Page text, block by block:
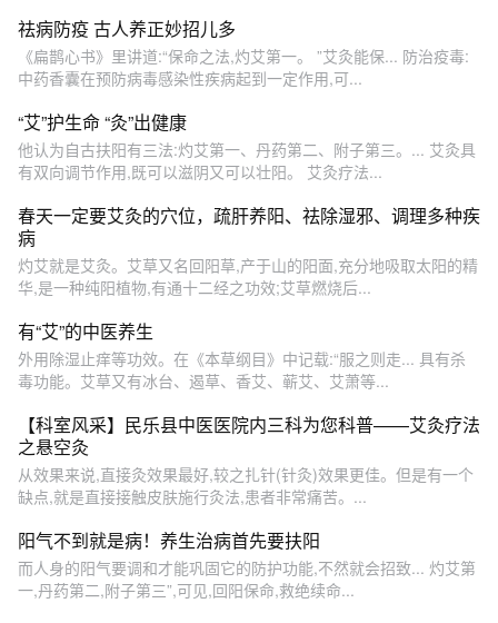
祛病防疫 古人养正妙招儿多
《扁鹊心书》里讲道:“保命之法,灼艾第一。 ”艾灸能保... 防治疫毒:
中药香囊在预防病毒感染性疾病起到一定作用,可...
“艾”护生命 “灸”出健康
他认为自古扶阳有三法:灼艾第一、丹药第二、附子第三。... 艾灸具
有双向调节作用,既可以滋阴又可以壮阳。 艾灸疗法...
春天一定要艾灸的穴位，疏肝养阳、祛除湿邪、调理多种疾
病
灼艾就是艾灸。艾草又名回阳草,产于山的阳面,充分地吸取太阳的精
华,是一种纯阳植物,有通十二经之功效;艾草燃烧后...
有“艾”的中医养生
外用除湿止痒等功效。在《本草纲目》中记载:“服之则走... 具有杀
毒功能。艾草又有冰台、遏草、香艾、蕲艾、艾萧等...
【科室风采】民乐县中医医院内三科为您科普——艾灸疗法
之悬空灸
从效果来说,直接灸效果最好,较之扎针(针灸)效果更佳。但是有一个
缺点,就是直接接触皮肤施行灸法,患者非常痛苦。...
阳气不到就是病！养生治病首先要扶阳
而人身的阳气要调和才能巩固它的防护功能,不然就会招致... 灼艾第
一,丹药第二,附子第三”,可见,回阳保命,救绝续命...